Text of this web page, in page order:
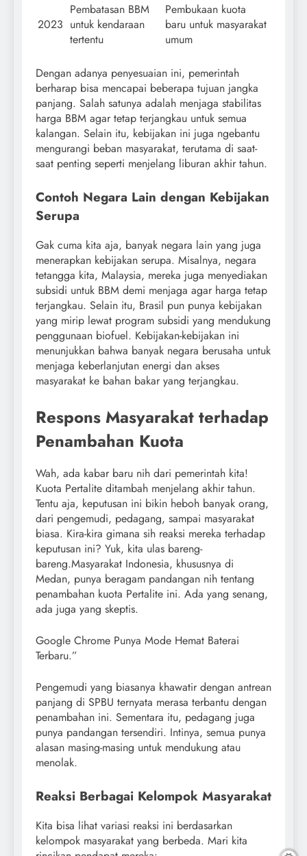
2023
Pembatasan BBM
untuk kendaraan
tertentu
Pembukaan kuota
baru untuk masyarakat
umum
Dengan adanya penyesuaian ini, pemerintah
berharap bisa mencapai beberapa tujuan jangka
panjang. Salah satunya adalah menjaga stabilitas
harga BBM agar tetap terjangkau untuk semua
kalangan. Selain itu, kebijakan ini juga ngebantu
mengurangi beban masyarakat, terutama di saat-
saat penting seperti menjelang liburan akhir tahun.
Contoh Negara Lain dengan Kebijakan
Serupa
Gak cuma kita aja, banyak negara lain yang juga
menerapkan kebijakan serupa. Misalnya, negara
tetangga kita, Malaysia, mereka juga menyediakan
subsidi untuk BBM demi menjaga agar harga tetap
terjangkau. Selain itu, Brasil pun punya kebijakan
yang mirip lewat program subsidi yang mendukung
penggunaan biofuel. Kebijakan-kebijakan ini
menunjukkan bahwa banyak negara berusaha untuk
menjaga keberlanjutan energi dan akses
masyarakat ke bahan bakar yang terjangkau.
Respons Masyarakat terhadap
Penambahan Kuota
Wah, ada kabar baru nih dari pemerintah kita!
Kuota Pertalite ditambah menjelang akhir tahun.
Tentu aja, keputusan ini bikin heboh banyak orang,
dari pengemudi, pedagang, sampai masyarakat
biasa. Kira-kira gimana sih reaksi mereka terhadap
keputusan ini? Yuk, kita ulas bareng-
bareng.Masyarakat Indonesia, khususnya di
Medan, punya beragam pandangan nih tentang
penambahan kuota Pertalite ini. Ada yang senang,
ada juga yang skeptis.
Google Chrome Punya Mode Hemat Baterai
Terbaru.”
Pengemudi yang biasanya khawatir dengan antrean
panjang di SPBU ternyata merasa terbantu dengan
penambahan ini. Sementara itu, pedagang juga
punya pandangan tersendiri. Intinya, semua punya
alasan masing-masing untuk mendukung atau
menolak.
Reaksi Berbagai Kelompok Masyarakat
Kita bisa lihat variasi reaksi ini berdasarkan
kelompok masyarakat yang berbeda. Mari kita